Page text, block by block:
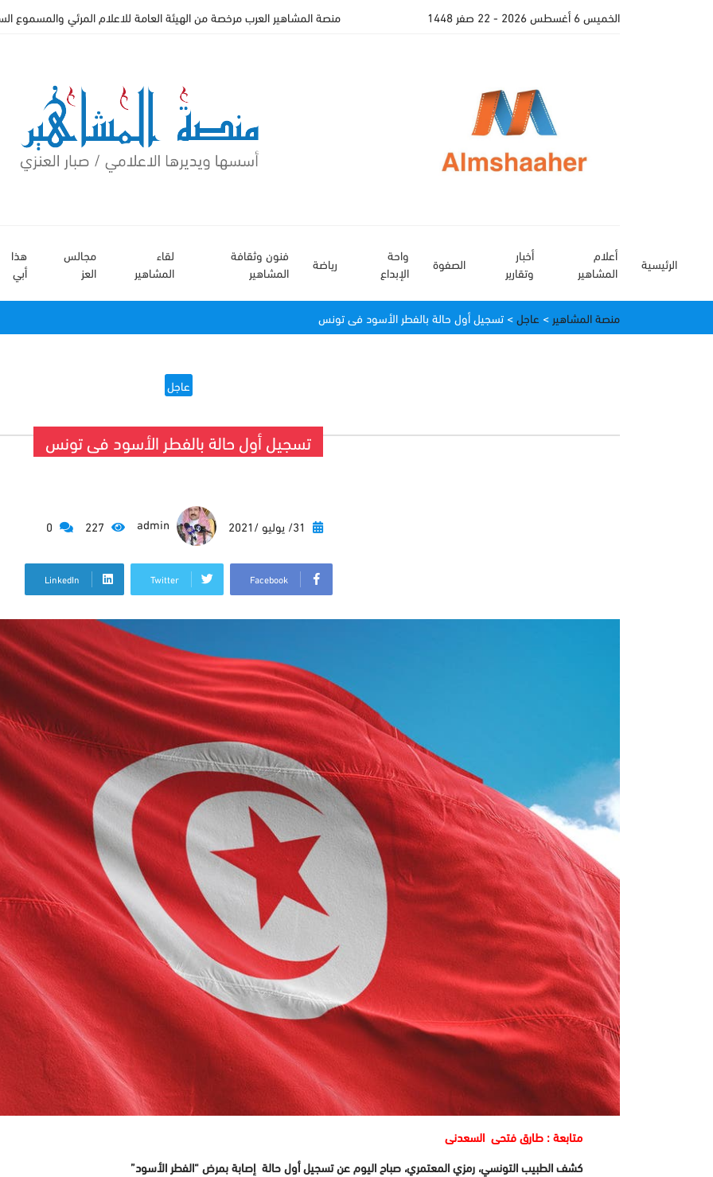
الخميس 6 أغسطس 2026 - 22 صفر 1448 منصة المشاهير العرب مرخصة من الهيئة العامة للاعلام المرئي والمسموع
الرئيسية
أعلام
المشاهير
أخبار
وتقارير
الصفوة
واحة
الإبداع
رياضة
فنون وثقافة
المشاهير
لقاء
المشاهير
مجالس
العز
هذا
أبي
منصة المشاهير > عاجل> تسجيل أول حالة بالفطر الأسود فى تونس
عاجل
تسجيل أول حالة بالفطر الأسود فى تونس
Facebook
Twitter
LinkedIn
متابعة : طارق فتحى السعدنى
كشف الطبيب التونسي، رمزي المعتمري، صباح اليوم عن تسجيل أول حالة إصابة بمرض “الفطر الأسود”